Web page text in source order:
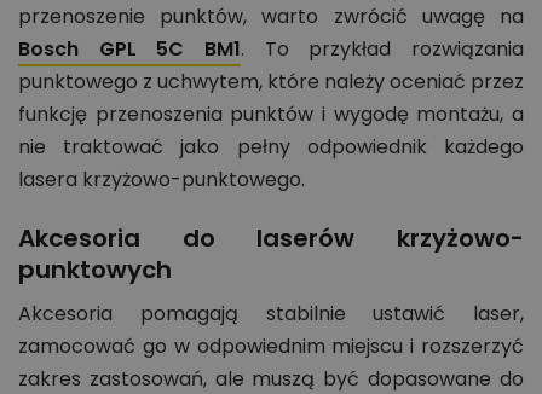
przenoszenie punktów, warto zwrócić uwagę na
Bosch GPL 5C BM1. To przykład rozwiązania
punktowego z uchwytem, które należy oceniać przez
funkcję przenoszenia punktów i wygodę montażu, a
nie traktować jako pełny odpowiednik każdego
lasera krzyżowo-punktowego.
Akcesoria do laserów krzyżowo-
punktowych
Akcesoria pomagają stabilnie ustawić laser,
zamocować go w odpowiednim miejscu i rozszerzyć
zakres zastosowań, ale muszą być dopasowane do